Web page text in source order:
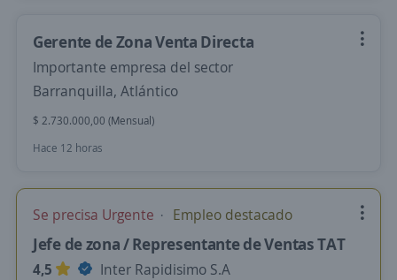
Gerente de Zona Venta Directa
Importante empresa del sector
Barranquilla, Atlántico
$ 2.730.000,00 (Mensual)
Hace 12 horas
Se precisa Urgente Empleo destacado
Jefe de zona / Representante de Ventas TAT
4,5
Inter Rapidisimo S.A